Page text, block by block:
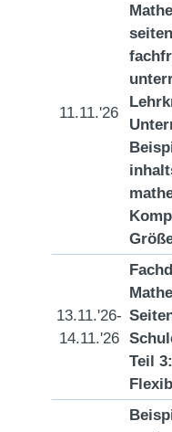
11.11.'26
13.11.'26-
14.11.'26
Teil